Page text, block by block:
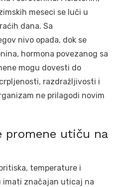
meseci se luči u
dana. Sa
nivo opada, dok se
hormona povezanog sa
mogu dovesti do
razdražljivosti i
ne prilagodi novim
promene utiču na
temperature i
imati značajan uticaj na